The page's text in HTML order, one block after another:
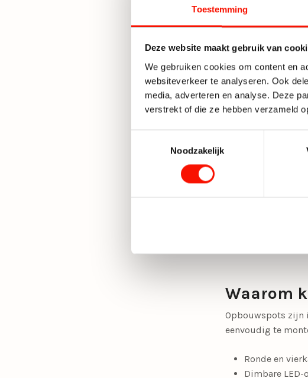
Toestemming
Deze website maakt gebruik van
We gebruiken cookies om content en
websiteverkeer te analyseren. Ook
media, adverteren en analyse. Deze
verstrekt of die ze hebben verzameld
Noodzakelijk
Momenteel niet
449,-
Oorspronkelijke
398,-
Huidige prijs is:
functionaliteit
Plan je
Waarom
Opbouwspots zijn
eenvoudig te
Ronde en
Dimbare